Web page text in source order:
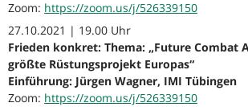
Zoom: https://zoom.us/j/526339150
27.10.2021 | 19.00 Uhr
Frieden konkret: Thema: „Future Combat
größte Rüstungsprojekt Europas“
Einführung: Jürgen Wagner, IMI Tübingen
Zoom: https://zoom.us/j/526339150